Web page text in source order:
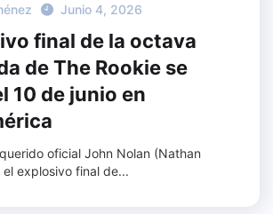
Junio 4, 2026
final de la octava
de The Rookie se
10 de junio en
oficial John Nolan (Nathan
el explosivo final de...